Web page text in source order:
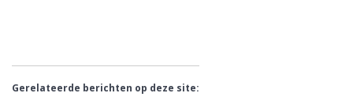
Gerelateerde berichten op deze site: